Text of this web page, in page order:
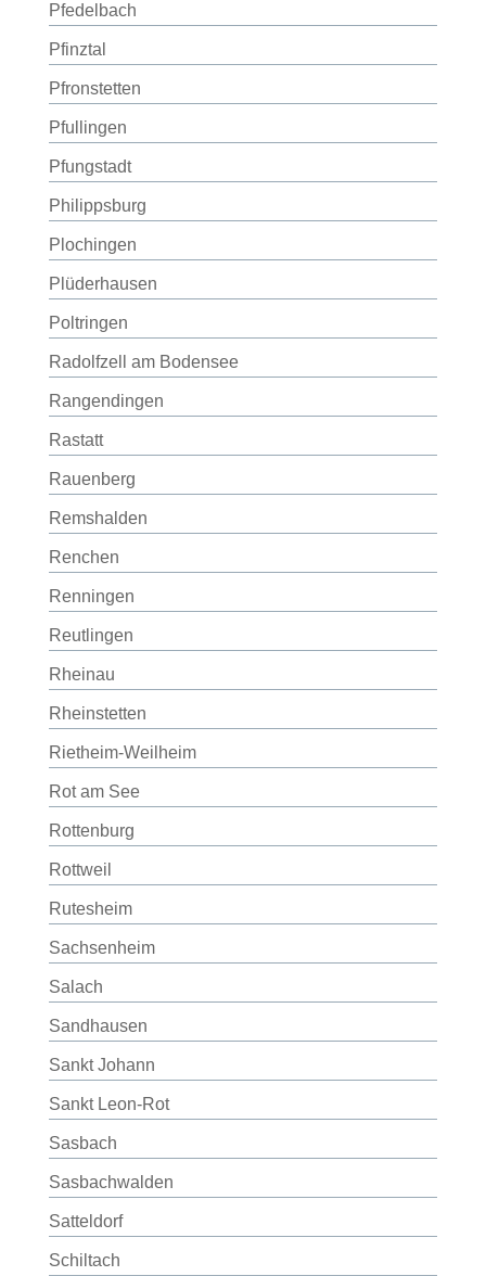
Pfedelbach
Pfinztal
Pfronstetten
Pfullingen
Pfungstadt
Philippsburg
Plochingen
Plüderhausen
Poltringen
Radolfzell am Bodensee
Rangendingen
Rastatt
Rauenberg
Remshalden
Renchen
Renningen
Reutlingen
Rheinau
Rheinstetten
Rietheim-Weilheim
Rot am See
Rottenburg
Rottweil
Rutesheim
Sachsenheim
Salach
Sandhausen
Sankt Johann
Sankt Leon-Rot
Sasbach
Sasbachwalden
Satteldorf
Schiltach